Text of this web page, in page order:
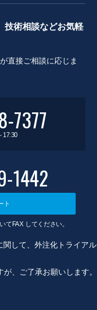
技術相談などお気軽
直接ご相談に応じま
7377
17:30
1442
ト
てFAX してください。
して、外注化トライアル
、ご了承お願いします。